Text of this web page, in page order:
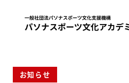
カテゴリー
お知らせ